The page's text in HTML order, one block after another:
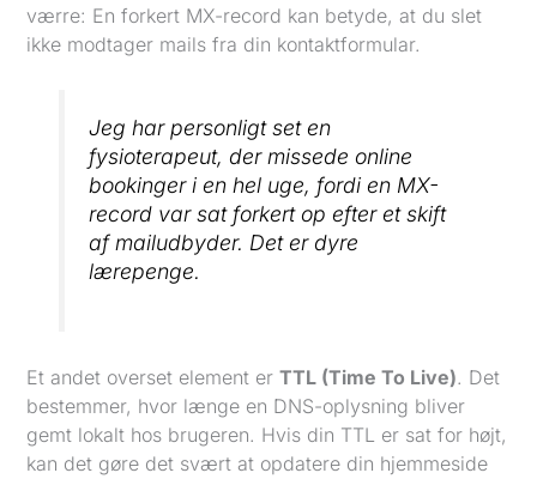
værre: En forkert MX-record kan betyde, at du slet
ikke modtager mails fra din kontaktformular.
Jeg har personligt set en
fysioterapeut, der missede online
bookinger i en hel uge, fordi en MX-
record var sat forkert op efter et skift
af mailudbyder. Det er dyre
lærepenge.
Et andet overset element erTTL (Time To Live). Det
bestemmer, hvor længe en DNS-oplysning bliver
gemt lokalt hos brugeren. Hvis din TTL er sat for højt,
kan det gøre det svært at opdatere din hjemmeside